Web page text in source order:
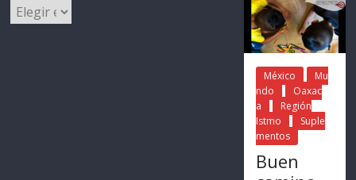
México
Mu
ndo
Oaxac
a
Región
Istmo
Suple
mentos
Buen